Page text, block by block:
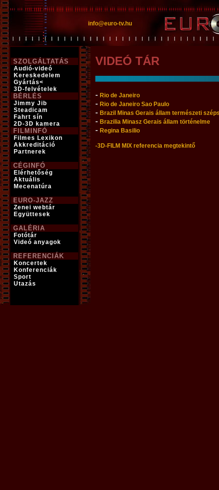
info@euro-tv.hu
SZOLGÁLTATÁS
Audió-videó
Kereskedelem
Gyártás<
3D-felvételek
BÉRLÉS
Jimmy Jib
Steadicam
Fahrt sín
2D-3D kamera
FILMINFÓ
Filmes Lexikon
Akkreditáció
Partnerek
CÉGINFÓ
Elérhetőség
Aktuális
Mecenatúra
EURO-JAZZ
Zenei webtár
Együttesek
GALÉRIA
Fotótár
Videó anyagok
REFERENCIÁK
Koncertek
Konferenciák
Sport
Utazás
VIDEÓ TÁR
- Rio de Janeiro
- Rio de Janeiro Sao Paulo
- Brazil Minas Gerais állam természeti
- Brazilia Minasz Gerais állam történelme
- Regina Basilio
-3D-FILM MIX referencia megtekintő